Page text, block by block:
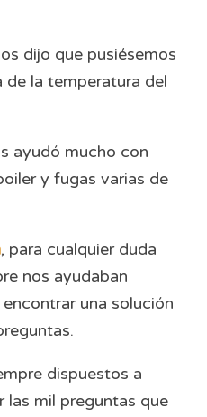
dijo que pusiésemos
de la temperatura del
ayudó mucho con
y fugas varias de
, para cualquier duda
nos ayudaban
una solución
dispuestos a
las mil preguntas que